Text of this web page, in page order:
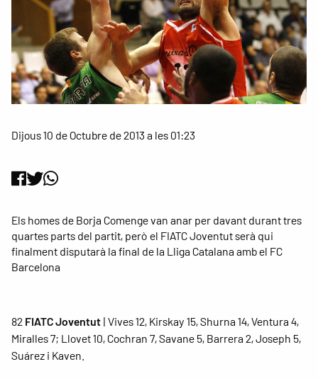
Dijous 10 de Octubre de 2013 a les 01:23
Els homes de Borja Comenge van anar per davant durant tres
quartes parts del partit, però el FIATC Joventut serà qui
finalment disputarà la final de la Lliga Catalana amb el FC
Barcelona
82 FIATC Joventut | Vives 12, Kirskay 15, Shurna 14, Ventura 4,
Miralles 7; Llovet 10, Cochran 7, Savane 5, Barrera 2, Joseph 5,
Suárez i Kaven.